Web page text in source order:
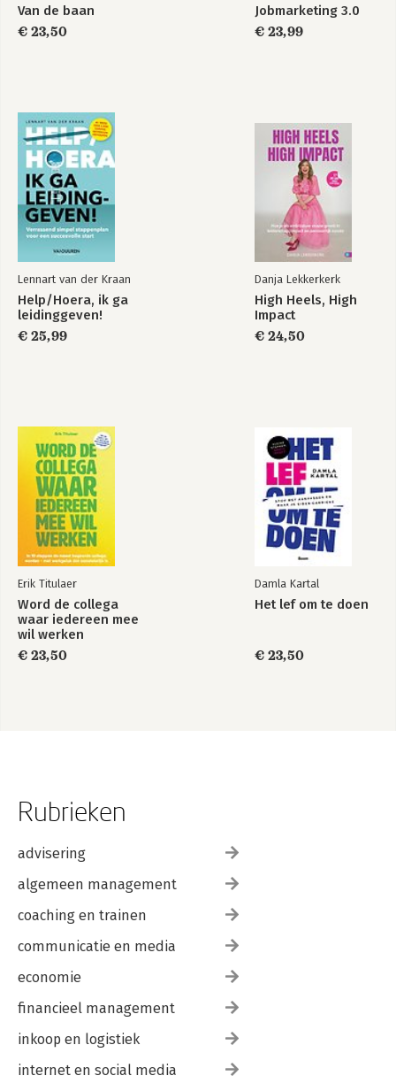
Van journalist naar kroegbaas
Van de baan
€ 23,50
Jobmarketing 3.0
€ 23,99
Lennart van der Kraan
Help/Hoera, ik ga
leidinggeven!
€ 25,99
Danja Lekkerkerk
High Heels, High
Impact
€ 24,50
Erik Titulaer
Word de collega
waar iedereen mee
wil werken
€ 23,50
Damla Kartal
Het lef om te doen
€ 23,50
Rubrieken
advisering
algemeen management
coaching en trainen
communicatie en media
economie
financieel management
inkoop en logistiek
internet en social media